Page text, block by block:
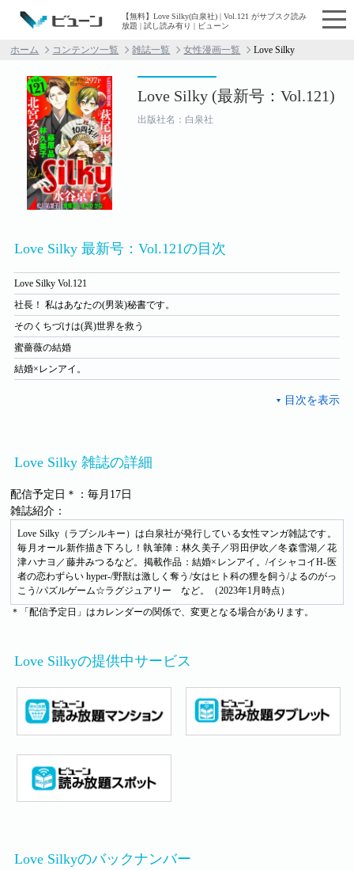
【無料】Love Silky(白泉社) | Vol.121 がサブスク読み
放題 | 試し読み有り | ビューン
ホーム コンテンツ一覧 雑誌一覧 女性漫画一覧 Love Silky
Love Silky (最新号：Vol.121)
出版社名：白泉社
Love Silky 最新号：Vol.121の目次
Love Silky Vol.121
社長！ 私はあなたの(男装)秘書です。
そのくちづけは(異)世界を救う
蜜薔薇の結婚
結婚×レンアイ。
Love Silky 雑誌の詳細
配信予定日＊：毎月17日
雑誌紹介：
Love Silky（ラブシルキー）は白泉社が発行している女性マンガ雑誌です。
毎月オール新作描き下ろし！執筆陣：林久美子／羽田伊吹／冬森雪湖／花
津ハナヨ／藤井みつるなど。掲載作品：結婚×レンアイ。/イシャコイH-医
者の恋わずらい hyper-/野獣は激しく奪う/女はヒト科の狸を飼う/よるのがっ
こう/パズルゲーム☆ラグジュアリー など。（2023年1月時点）
＊「配信予定日」はカレンダーの関係で、変更となる場合があります。
Love Silkyの提供中サービス
Love Silkyのバックナンバー